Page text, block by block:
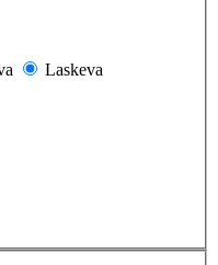
Laskeva